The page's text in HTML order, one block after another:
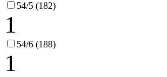
54/5 (182)
1
54/6 (188)
1